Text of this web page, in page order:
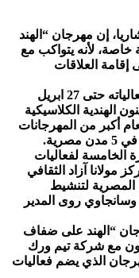
إن مهرجان “الهند
لأنه يتواكب مع
إقامة العلاقات
وقال السفير إن المهرجان، الذي تستمر فعالياته حتى 27 ابريل
الهندية الكلاسيكية
أكبر من المهرجانات
الخامسة لفعاليات
مولانا آزاد الثقافي
المصرية لتنشيط
وسانجاوي روى المدير
“الهند على ضفاف
مع شركة تيم ورك
الذي يضم فعاليات